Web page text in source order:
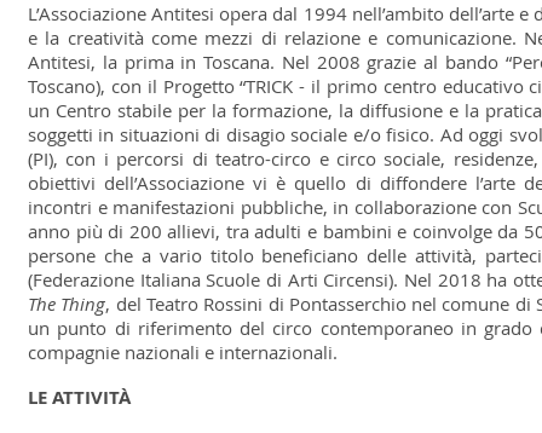
L’Associazione Antitesi opera dal 1994 nell’ambito dell’arte
e la creatività come mezzi di relazione e comunicazione.
Antitesi, la prima in Toscana. Nel 2008 grazie al bando
Toscano), con il Progetto “TRICK - il primo centro educativo
un Centro stabile per la formazione, la diffusione e la
soggetti in situazioni di disagio sociale e/o fisico. Ad oggi
(PI), con i percorsi di teatro-circo e circo sociale,
obiettivi dell’Associazione vi è quello di diffondere l’arte
incontri e manifestazioni pubbliche, in collaborazione con
anno più di 200 allievi, tra adulti e bambini e coinvolge da
persone che a vario titolo beneficiano delle attività,
(Federazione Italiana Scuole di Arti Circensi). Nel 2018 ha
The Thing, del Teatro Rossini di Pontasserchio nel comune
un punto di riferimento del circo contemporaneo in
compagnie nazionali e internazionali.
LE ATTIVITÀ